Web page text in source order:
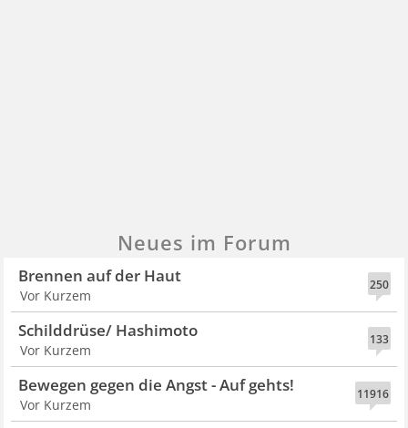
Neues im Forum
250
Brennen auf der Haut
Vor Kurzem
133
Schilddrüse/ Hashimoto
Vor Kurzem
11916
Bewegen gegen die Angst - Auf gehts!
Vor Kurzem